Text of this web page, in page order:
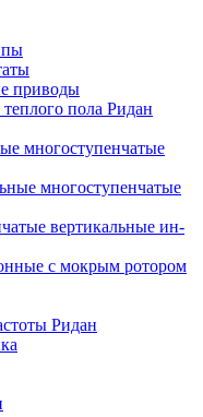
приводы
пола Ридан
многоступенчатые
многоступенчатые
вертикальные ин-
с мокрым ротором
Ридан